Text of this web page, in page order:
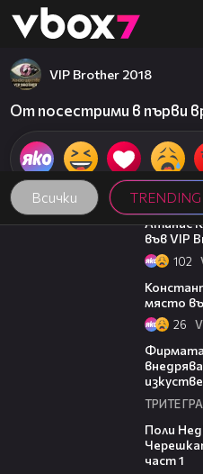
👾
Всички TRENDING
VIP Brother 2018
От посестрими в първи
06:03
Атанас
във VIP
102
място
26
Фирмата
ТРИТЕ
Поли
част 1